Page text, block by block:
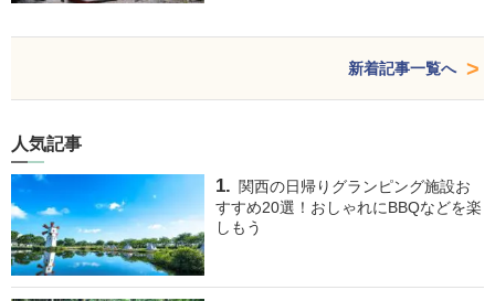
新着記事一覧へ
人気記事
関西の日帰りグランピング施設お
すすめ20選！おしゃれにBBQなどを楽
しもう